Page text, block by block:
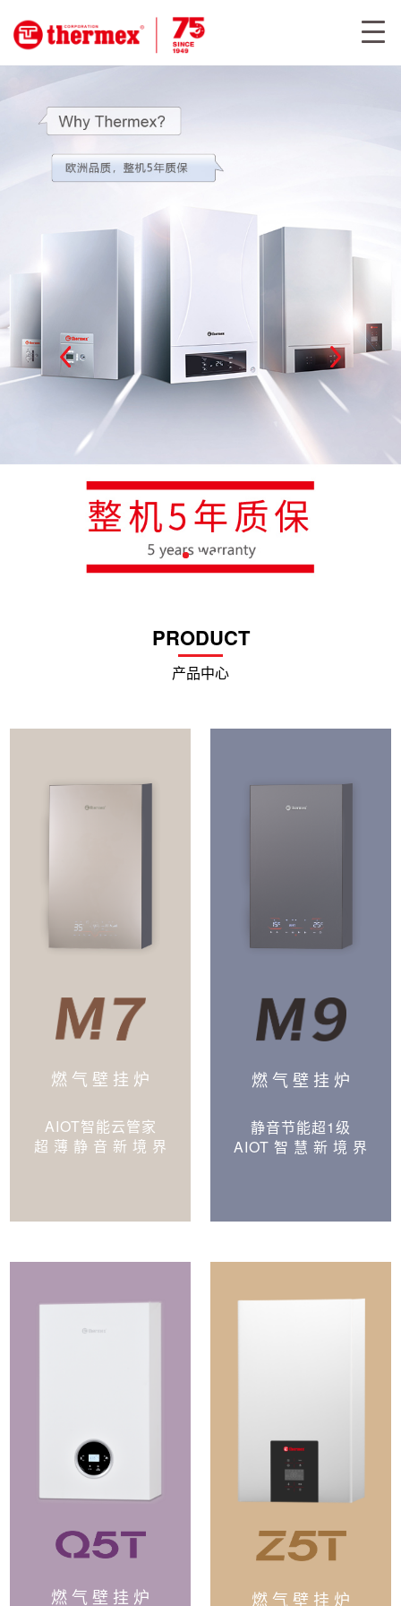
PRODUCT
产品中心
燃 气 壁 挂 炉
AIOT智能云管家
超 薄 静 音 新 境 界
燃 气 壁 挂 炉
静音节能超1级
AIOT 智 慧 新 境 界
燃 气 壁 挂 炉 燃 气 壁 挂 炉